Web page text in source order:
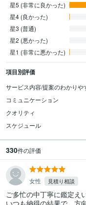
星5 (非常に良かった)
星4 (良かった)
星3 (普通)
星2 (悪かった)
星1 (非常に悪かった)
項目別評価
サービス内容/提案のわかりや
コミュニケーション
クオリティ
スケジュール
330件の評価
女性 見積り相談
ご多忙の中丁寧に鑑定え